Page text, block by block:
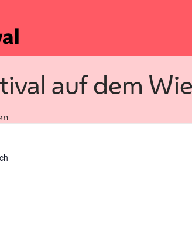
auf dem